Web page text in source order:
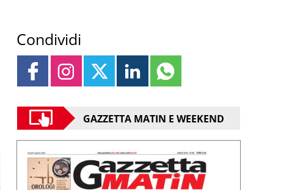
Condividi
GAZZETTA MATIN E WEEKEND